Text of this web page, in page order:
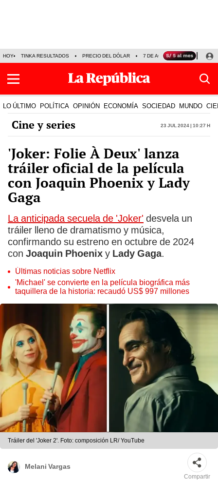
HOY TINKA RESULTADOS PRECIO DEL DÓLAR 7 DE AGOSTO OLLANTA
LO ÚLTIMO POLÍTICA OPINIÓN ECONOMÍA SOCIEDAD MUNDO
Cine y series 23 Jul 2024 | 10:27 h
'Joker: Folie À Deux' lanza
tráiler oficial de la película
con Joaquin Phoenix y Lady
Gaga
La anticipada secuela de 'Joker' desvela un
tráiler lleno de dramatismo y música,
confirmando su estreno en octubre de 2024
con Joaquin Phoenix y Lady Gaga.
Últimas noticias sobre Netflix
'Michael' se convierte en la película biográfica más
taquillera de la historia: recaudó US$ 997 millones
Tráiler del 'Joker 2'. Foto: composición LR/ YouTube
Melani Vargas
Compartir